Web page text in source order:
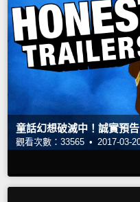
童話幻想破滅中！誠實預
觀看次數：33565 • 2017-03-